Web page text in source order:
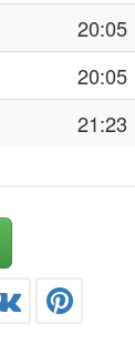
20:05
20:05
21:23